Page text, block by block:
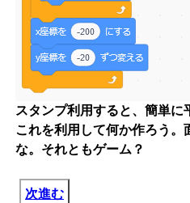
スタンプ利用すると、簡単に
これを利用して何か作ろう。
な。それともゲーム？
次進む